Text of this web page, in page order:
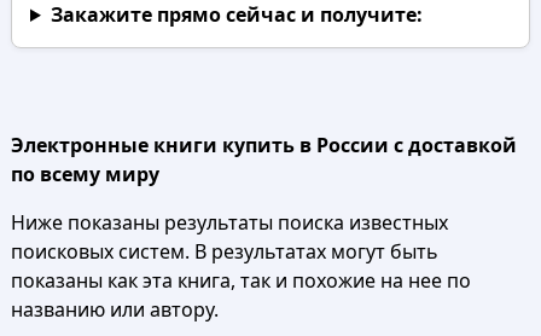
Закажите прямо сейчаси получите:
Электронные книги купить в России с доставкой
по всему миру
Ниже показаны результаты поиска известных
поисковых систем. В результатах могут быть
показаны как эта книга, так и похожие на нее по
названию или автору.